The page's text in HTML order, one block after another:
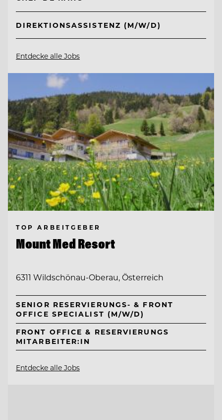
DIREKTIONSASSISTENZ (M/W/D)
Entdecke alle Jobs
TOP ARBEITGEBER
Mount Med Resort
6311 Wildschönau-Oberau, Österreich
SENIOR RESERVIERUNGS- & FRONT
OFFICE SPECIALIST (M/W/D)
FRONT OFFICE & RESERVIERUNGS
MITARBEITER:IN
Entdecke alle Jobs